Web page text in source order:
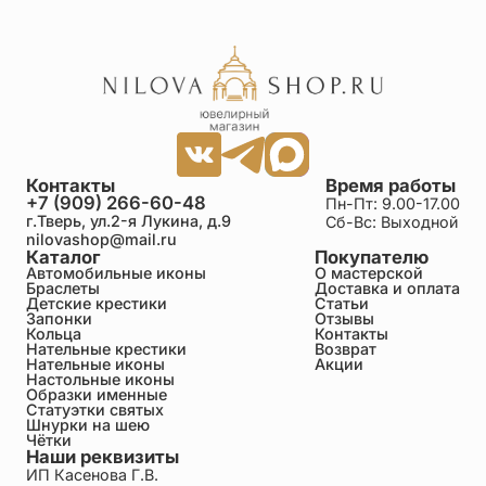
Удивительная работа - хочется все время
рассматривать этот крест! Согласна с
предыдущим покупателем, что крест очень дорого
выглядит, гораздо лучше, чем на картинке.
Покупала его для мужа - он массивный,
тяжеленький, в общем, мужской! Хотелось крест
без распятия, и среди таких - ничего более
красивого и благородного не видела! Огромная
благодарность Мастеру!
Арсен
25.06.2026
Купил себе сегодня такой крест, очень стильный и
красивый, огромное спасибо мастерам за такую
работу.
Валентина
25.06.2026
Давно мечтала о таком нательном кресте - с
лилиями.Красивый ОЧЕНЬ и качественно
исполнен.Хвала и благодарность мастерам и
Каталог
Автомобильные иконы
Браслеты
Детские крестики
Запонки
Кольца
Нательные крестики
Нательные иконы
Настольные иконы
Образки именные
Статуэтки святых
Шнурки на шею
Чётки
Покупателю
О мастерской
Доставка и оплата
Статьи
Отзывы
Контакты
Возврат
Акции
Время работы
Пн-Пт: 9.00-17.00
Сб-Вс: Выходной
Контакты
+7 (909) 266-60-48
г.Тверь, ул.2-я Лукина, д.9
nilovashop@mail.ru
Наши реквизиты
ИП Касенова Г.В.